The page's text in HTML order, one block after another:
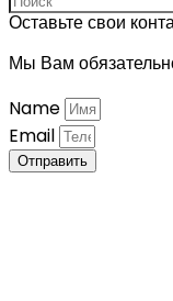
Оставьте свои
Мы Вам
Name
Email
Отправить